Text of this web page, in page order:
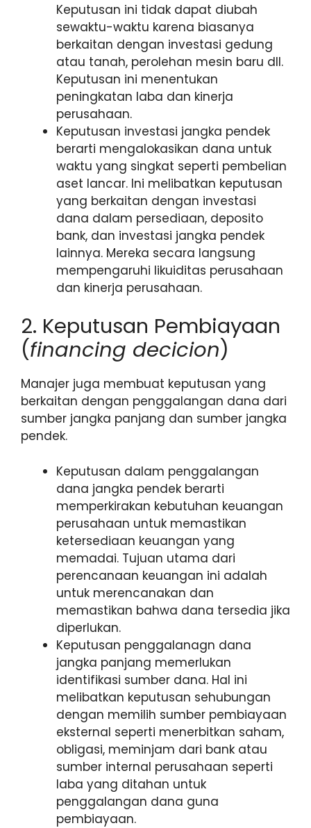
Keputusan ini tidak dapat diubah
sewaktu-waktu karena biasanya
berkaitan dengan investasi gedung
atau tanah, perolehan mesin baru dll.
Keputusan ini menentukan
peningkatan laba dan kinerja
perusahaan.
Keputusan investasi jangka pendek
berarti mengalokasikan dana untuk
waktu yang singkat seperti pembelian
aset lancar. Ini melibatkan keputusan
yang berkaitan dengan investasi
dana dalam persediaan, deposito
bank, dan investasi jangka pendek
lainnya. Mereka secara langsung
mempengaruhi likuiditas perusahaan
dan kinerja perusahaan.
2. Keputusan Pembiayaan
(financing decicion)
Manajer juga membuat keputusan yang
berkaitan dengan penggalangan dana dari
sumber jangka panjang dan sumber jangka
pendek.
Keputusan dalam penggalangan
dana jangka pendek berarti
memperkirakan kebutuhan keuangan
perusahaan untuk memastikan
ketersediaan keuangan yang
memadai. Tujuan utama dari
perencanaan keuangan ini adalah
untuk merencanakan dan
memastikan bahwa dana tersedia jika
diperlukan.
Keputusan penggalanagn dana
jangka panjang memerlukan
identifikasi sumber dana. Hal ini
melibatkan keputusan sehubungan
dengan memilih sumber pembiayaan
eksternal seperti menerbitkan saham,
obligasi, meminjam dari bank atau
sumber internal perusahaan seperti
laba yang ditahan untuk
penggalangan dana guna
pembiayaan.